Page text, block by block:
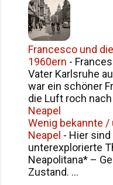
Francesco und
1960ern -
Vater Karlsruhe
war ein schöner
die Luft roch nach
Neapel
Wenig bekannte
Neapel - Hier
unterexplorierte
Neapolitana* –
Zustand. ...